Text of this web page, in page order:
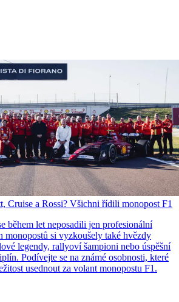
Cruise a Rossi? Všichni řídili monopost F1
během let neposadili jen profesionální
monopostů si vyzkoušely také hvězdy
legendy, rallyoví šampioni nebo úspěšní
Podívejte se na známé osobnosti, které
usednout za volant monopostu F1.